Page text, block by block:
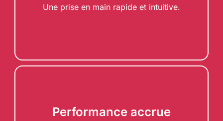
Une prise en main rapide et intuitive.
Performance accrue